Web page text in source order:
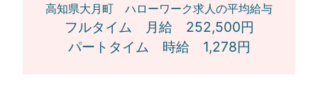
高知県大月町 ハローワーク求人の平均給与
フルタイム 月給 252,500円
パートタイム 時給 1,278円